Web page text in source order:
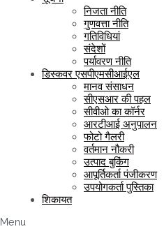
निजता नीति
गुणवत्ता नीति
गतिविधियां
संदेशों
पर्यावरण नीति
डिस्कवर एसपीएमसीआईएल
मानव संसाधन
सीएसआर की पहल
सीवीओ का कॉर्नर
आरटीआई अनुपालन
फोटो गैलरी
वर्तमान नौकरी
उत्पाद बुकिंग
आपूर्तिकर्ता पंजीकरण
उपयोगकर्ता पुस्तिका
शिकायत
Menu